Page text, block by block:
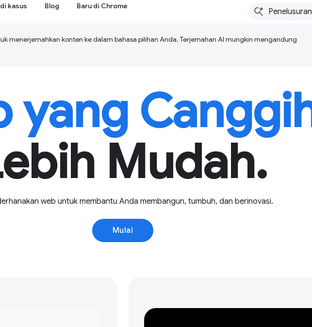
kasus Blog Baru di Chrome
menerjemahkan konten ke dalam bahasa pilihan Anda. Terjemahan AI mungkin mengandung
yang
Mudah.
web untuk membantu Anda membangun, tumbuh, dan berinovasi.
Mulai